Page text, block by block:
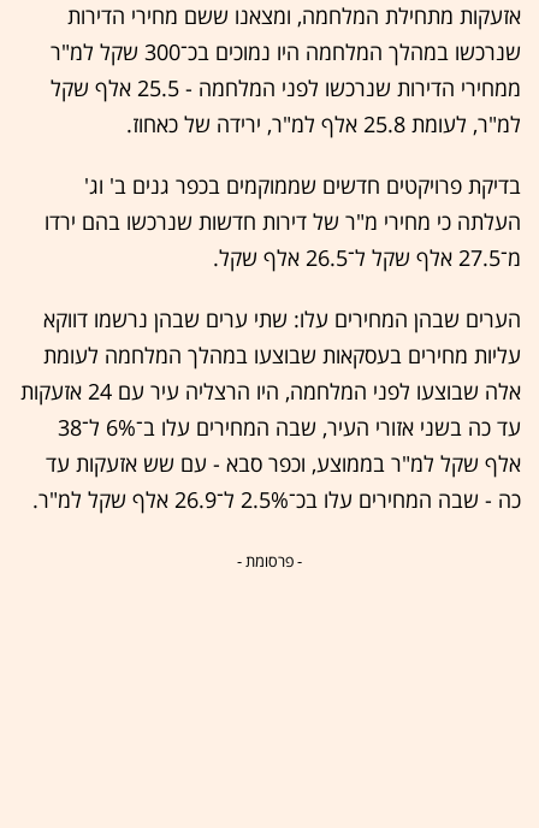
אזעקות מתחילת המלחמה, ומצאנו ששם מחירי הדירות
שנרכשו במהלך המלחמה היו נמוכים בכ־300 שקל למ"ר
ממחירי הדירות שנרכשו לפני המלחמה - 25.5 אלף שקל
למ"ר, לעומת 25.8 אלף למ"ר, ירידה של כאחוז.
בדיקת פרויקטים חדשים שממוקמים בכפר גנים ב' וג'
העלתה כי מחירי מ"ר של דירות חדשות שנרכשו בהם ירדו
מ־27.5 אלף שקל ל־26.5 אלף שקל.
הערים שבהן המחירים עלו: שתי ערים שבהן נרשמו דווקא
עליות מחירים בעסקאות שבוצעו במהלך המלחמה לעומת
אלה שבוצעו לפני המלחמה, היו הרצליה עיר עם 24 אזעקות
עד כה בשני אזורי העיר, שבה המחירים עלו ב־6% ל־38
אלף שקל למ"ר בממוצע, וכפר סבא - עם שש אזעקות עד
כה - שבה המחירים עלו בכ־2.5% ל־26.9 אלף שקל למ"ר.
- פרסומת -